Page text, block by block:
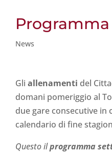
News
Gli allenamenti del
domani pomeriggio al
due gare consecutive in
calendario di fine
Questo ilprogramma